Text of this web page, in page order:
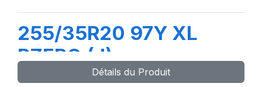
255/35R20 97Y XL
PZERO (J)
Détails du Produit